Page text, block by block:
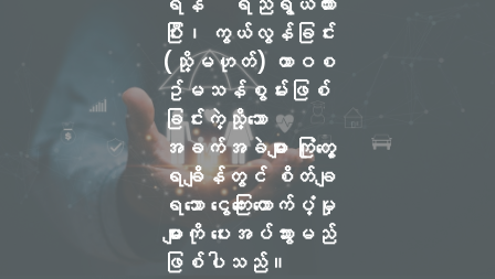
ပြီး၊ ကွယ်လွန်ခြင်း
(သို့မဟုတ်) ထာဝစ
ဥ်မသန်စွမ်းဖြစ်
ခြင်းကဲ့သို့သော
အခက်အခဲများ ကြုံတွေ့
ရချိန်တွင် စိတ်ချ
ရသော ငွေကြေးထောက်ပံ့မှု
များကို ပေးအပ်သွားမည်
ဖြစ်ပါသည်။